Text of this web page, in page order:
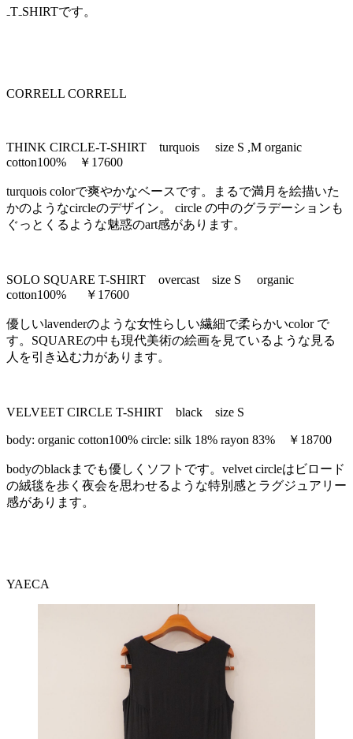
₋T₋SHIRTです。
CORRELL CORRELL
THINK CIRCLE-T-SHIRT turquois size S ,M organic
cotton100% ￥17600
turquois colorで爽やかなベースです。まるで満月を絵描いた
かのようなcircleのデザイン。 circle の中のグラデーションも
ぐっとくるような魅惑のart感があります。
SOLO SQUARE T-SHIRT overcast size S organic
cotton100% ￥17600
優しいlavenderのような女性らしい繊細で柔らかいcolor で
す。SQUAREの中も現代美術の絵画を見ているような見る
人を引き込む力があります。
VELVEET CIRCLE T-SHIRT black size S
body: organic cotton100% circle: silk 18% rayon 83% ￥18700
bodyのblackまでも優しくソフトです。velvet circleはビロード
の絨毯を歩く夜会を思わせるような特別感とラグジュアリー
感があります。
YAECA